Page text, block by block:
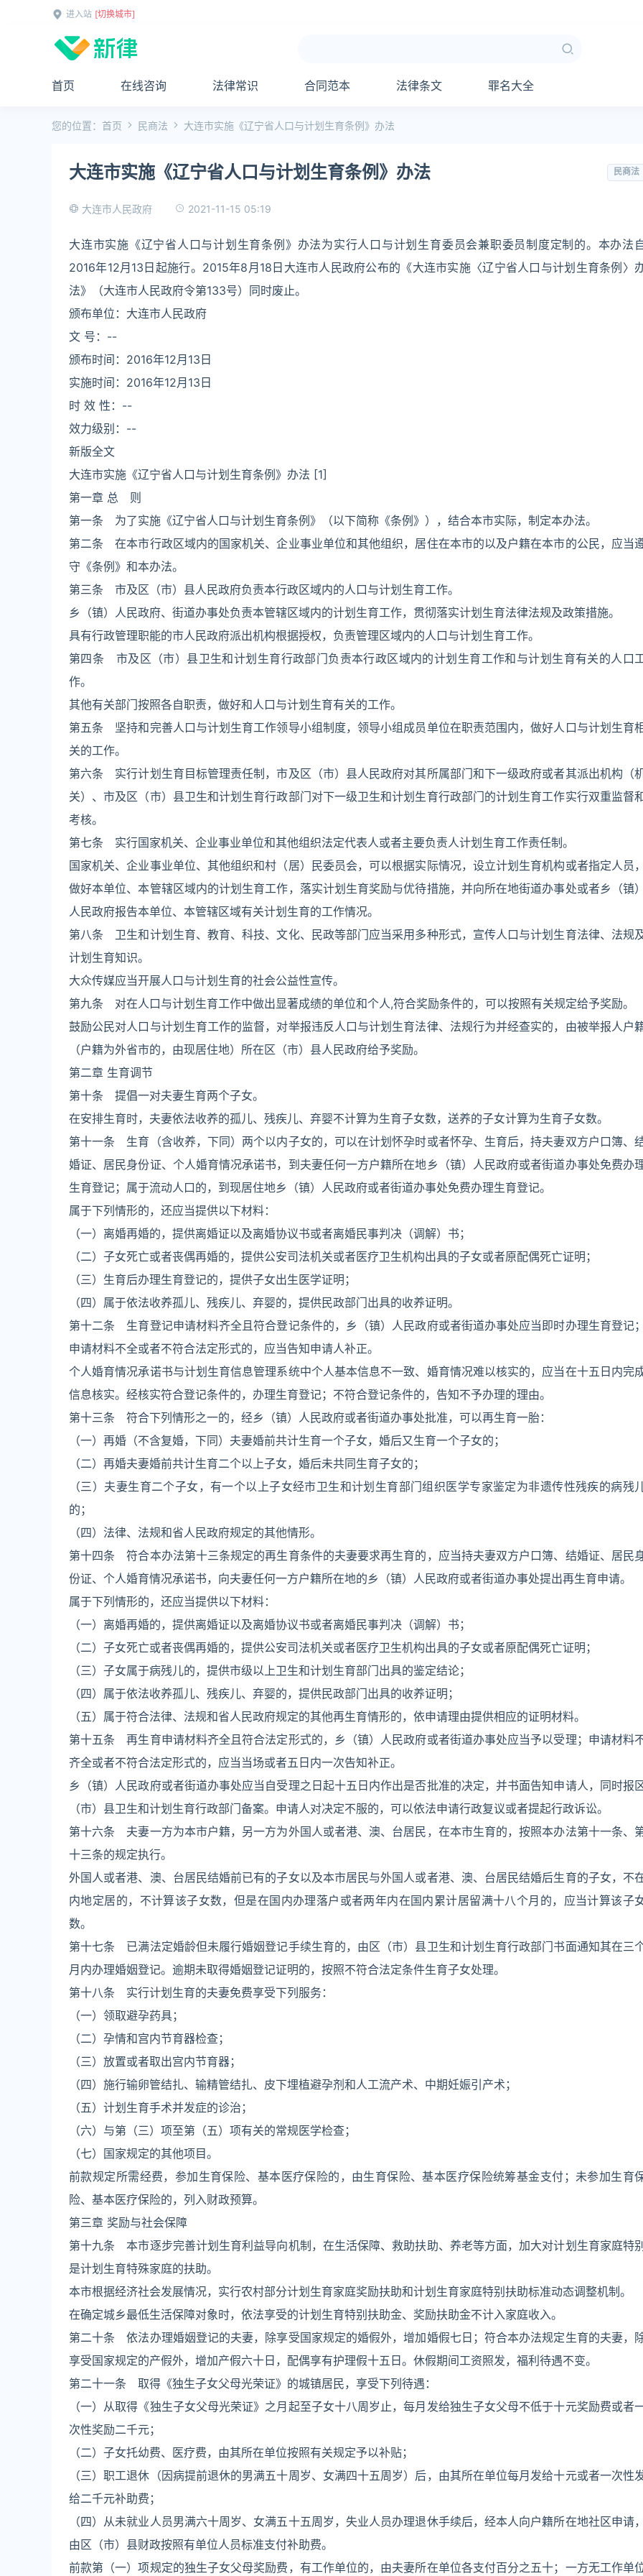
进入站 [切换城市]
首页 在线咨询 法律常识 合同范本 法律条文 罪名大全
您的位置： 首页 民商法 大连市实施《辽宁省人口与计划生育条例》办法
大连市实施《辽宁省人口与计划生育条例》办法 民商法
大连市人民政府 2021-11-15 05:19
大连市实施《辽宁省人口与计划生育条例》办法为实行人口与计划生育委员会兼职委员制度定制的。本办法
2016年12月13日起施行。2015年8月18日大连市人民政府公布的《大连市实施〈辽宁省人口与计划生育条例〉
法》（大连市人民政府令第133号）同时废止。
颁布单位：大连市人民政府
文 号：--
颁布时间：2016年12月13日
实施时间：2016年12月13日
时 效 性：--
效力级别：--
新版全文
大连市实施《辽宁省人口与计划生育条例》办法 [1]
第一章 总 则
第一条 为了实施《辽宁省人口与计划生育条例》（以下简称《条例》），结合本市实际，制定本办法。
第二条 在本市行政区域内的国家机关、企业事业单位和其他组织，居住在本市的以及户籍在本市的公民，应当
守《条例》和本办法。
第三条 市及区（市）县人民政府负责本行政区域内的人口与计划生育工作。
乡（镇）人民政府、街道办事处负责本管辖区域内的计划生育工作，贯彻落实计划生育法律法规及政策措施。
具有行政管理职能的市人民政府派出机构根据授权，负责管理区域内的人口与计划生育工作。
第四条 市及区（市）县卫生和计划生育行政部门负责本行政区域内的计划生育工作和与计划生育有关的人口
作。
其他有关部门按照各自职责，做好和人口与计划生育有关的工作。
第五条 坚持和完善人口与计划生育工作领导小组制度，领导小组成员单位在职责范围内，做好人口与计划生育
关的工作。
第六条 实行计划生育目标管理责任制，市及区（市）县人民政府对其所属部门和下一级政府或者其派出机构（
关）、市及区（市）县卫生和计划生育行政部门对下一级卫生和计划生育行政部门的计划生育工作实行双重监督
考核。
第七条 实行国家机关、企业事业单位和其他组织法定代表人或者主要负责人计划生育工作责任制。
国家机关、企业事业单位、其他组织和村（居）民委员会，可以根据实际情况，设立计划生育机构或者指定人员，
做好本单位、本管辖区域内的计划生育工作，落实计划生育奖励与优待措施，并向所在地街道办事处或者乡（镇）
人民政府报告本单位、本管辖区域有关计划生育的工作情况。
第八条 卫生和计划生育、教育、科技、文化、民政等部门应当采用多种形式，宣传人口与计划生育法律、法规
计划生育知识。
大众传媒应当开展人口与计划生育的社会公益性宣传。
第九条 对在人口与计划生育工作中做出显著成绩的单位和个人,符合奖励条件的，可以按照有关规定给予奖励。
鼓励公民对人口与计划生育工作的监督，对举报违反人口与计划生育法律、法规行为并经查实的，由被举报人户
（户籍为外省市的，由现居住地）所在区（市）县人民政府给予奖励。
第二章 生育调节
第十条 提倡一对夫妻生育两个子女。
在安排生育时，夫妻依法收养的孤儿、残疾儿、弃婴不计算为生育子女数，送养的子女计算为生育子女数。
第十一条 生育（含收养，下同）两个以内子女的，可以在计划怀孕时或者怀孕、生育后，持夫妻双方户口簿、
婚证、居民身份证、个人婚育情况承诺书，到夫妻任何一方户籍所在地乡（镇）人民政府或者街道办事处免费办
生育登记；属于流动人口的，到现居住地乡（镇）人民政府或者街道办事处免费办理生育登记。
属于下列情形的，还应当提供以下材料：
（一）离婚再婚的，提供离婚证以及离婚协议书或者离婚民事判决（调解）书；
（二）子女死亡或者丧偶再婚的，提供公安司法机关或者医疗卫生机构出具的子女或者原配偶死亡证明；
（三）生育后办理生育登记的，提供子女出生医学证明；
（四）属于依法收养孤儿、残疾儿、弃婴的，提供民政部门出具的收养证明。
第十二条 生育登记申请材料齐全且符合登记条件的，乡（镇）人民政府或者街道办事处应当即时办理生育登记；
申请材料不全或者不符合法定形式的，应当告知申请人补正。
个人婚育情况承诺书与计划生育信息管理系统中个人基本信息不一致、婚育情况难以核实的，应当在十五日内完
信息核实。经核实符合登记条件的，办理生育登记；不符合登记条件的，告知不予办理的理由。
第十三条 符合下列情形之一的，经乡（镇）人民政府或者街道办事处批准，可以再生育一胎：
（一）再婚（不含复婚，下同）夫妻婚前共计生育一个子女，婚后又生育一个子女的；
（二）再婚夫妻婚前共计生育二个以上子女，婚后未共同生育子女的；
（三）夫妻生育二个子女，有一个以上子女经市卫生和计划生育部门组织医学专家鉴定为非遗传性残疾的病残
的；
（四）法律、法规和省人民政府规定的其他情形。
第十四条 符合本办法第十三条规定的再生育条件的夫妻要求再生育的，应当持夫妻双方户口簿、结婚证、居民
份证、个人婚育情况承诺书，向夫妻任何一方户籍所在地的乡（镇）人民政府或者街道办事处提出再生育申请。
属于下列情形的，还应当提供以下材料：
（一）离婚再婚的，提供离婚证以及离婚协议书或者离婚民事判决（调解）书；
（二）子女死亡或者丧偶再婚的，提供公安司法机关或者医疗卫生机构出具的子女或者原配偶死亡证明；
（三）子女属于病残儿的，提供市级以上卫生和计划生育部门出具的鉴定结论；
（四）属于依法收养孤儿、残疾儿、弃婴的，提供民政部门出具的收养证明；
（五）属于符合法律、法规和省人民政府规定的其他再生育情形的，依申请理由提供相应的证明材料。
第十五条 再生育申请材料齐全且符合法定形式的，乡（镇）人民政府或者街道办事处应当予以受理；申请材料
齐全或者不符合法定形式的，应当当场或者五日内一次告知补正。
乡（镇）人民政府或者街道办事处应当自受理之日起十五日内作出是否批准的决定，并书面告知申请人，同时报
（市）县卫生和计划生育行政部门备案。申请人对决定不服的，可以依法申请行政复议或者提起行政诉讼。
第十六条 夫妻一方为本市户籍，另一方为外国人或者港、澳、台居民，在本市生育的，按照本办法第十一条、
十三条的规定执行。
外国人或者港、澳、台居民结婚前已有的子女以及本市居民与外国人或者港、澳、台居民结婚后生育的子女，不
内地定居的，不计算该子女数，但是在国内办理落户或者两年内在国内累计居留满十八个月的，应当计算该子
数。
第十七条 已满法定婚龄但未履行婚姻登记手续生育的，由区（市）县卫生和计划生育行政部门书面通知其在三
月内办理婚姻登记。逾期未取得婚姻登记证明的，按照不符合法定条件生育子女处理。
第十八条 实行计划生育的夫妻免费享受下列服务：
（一）领取避孕药具；
（二）孕情和宫内节育器检查；
（三）放置或者取出宫内节育器；
（四）施行输卵管结扎、输精管结扎、皮下埋植避孕剂和人工流产术、中期妊娠引产术；
（五）计划生育手术并发症的诊治；
（六）与第（三）项至第（五）项有关的常规医学检查；
（七）国家规定的其他项目。
前款规定所需经费，参加生育保险、基本医疗保险的，由生育保险、基本医疗保险统筹基金支付；未参加生育
险、基本医疗保险的，列入财政预算。
第三章 奖励与社会保障
第十九条 本市逐步完善计划生育利益导向机制，在生活保障、救助扶助、养老等方面，加大对计划生育家庭特别
是计划生育特殊家庭的扶助。
本市根据经济社会发展情况，实行农村部分计划生育家庭奖励扶助和计划生育家庭特别扶助标准动态调整机制。
在确定城乡最低生活保障对象时，依法享受的计划生育特别扶助金、奖励扶助金不计入家庭收入。
第二十条 依法办理婚姻登记的夫妻，除享受国家规定的婚假外，增加婚假七日；符合本办法规定生育的夫妻，
享受国家规定的产假外，增加产假六十日，配偶享有护理假十五日。休假期间工资照发，福利待遇不变。
第二十一条 取得《独生子女父母光荣证》的城镇居民，享受下列待遇：
（一）从取得《独生子女父母光荣证》之月起至子女十八周岁止，每月发给独生子女父母不低于十元奖励费或者
次性奖励二千元；
（二）子女托幼费、医疗费，由其所在单位按照有关规定予以补贴；
（三）职工退休（因病提前退休的男满五十周岁、女满四十五周岁）后，由其所在单位每月发给十元或者一次性
给二千元补助费；
（四）从未就业人员男满六十周岁、女满五十五周岁，失业人员办理退休手续后，经本人向户籍所在地社区申请，
由区（市）县财政按照有单位人员标准支付补助费。
前款第（一）项规定的独生子女父母奖励费，有工作单位的，由夫妻所在单位各支付百分之五十；一方无工作单